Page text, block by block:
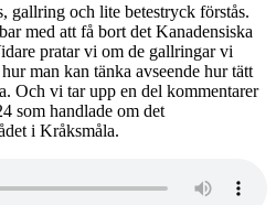
gallring och lite betestryck förstås.
med att få bort det Kanadensiska
pratar vi om de gallringar vi
man kan tänka avseende hur tätt
Och vi tar upp en del kommentarer
som handlade om det
i Kråksmåla.